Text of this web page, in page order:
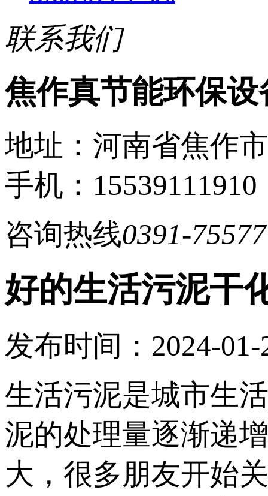
联系我们
焦作真节能环保
地址：河南省焦作
手机：15539111910
咨询热线0391-
好的生活污泥干
发布时间：2024-01-
生活污泥是城市生
泥的处理量逐渐递
大，很多朋友开始